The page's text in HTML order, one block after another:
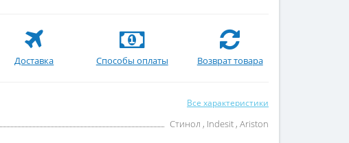
Доставка Способы оплаты Возврат товара
Все характеристики
Стинол , Indesit , Ariston